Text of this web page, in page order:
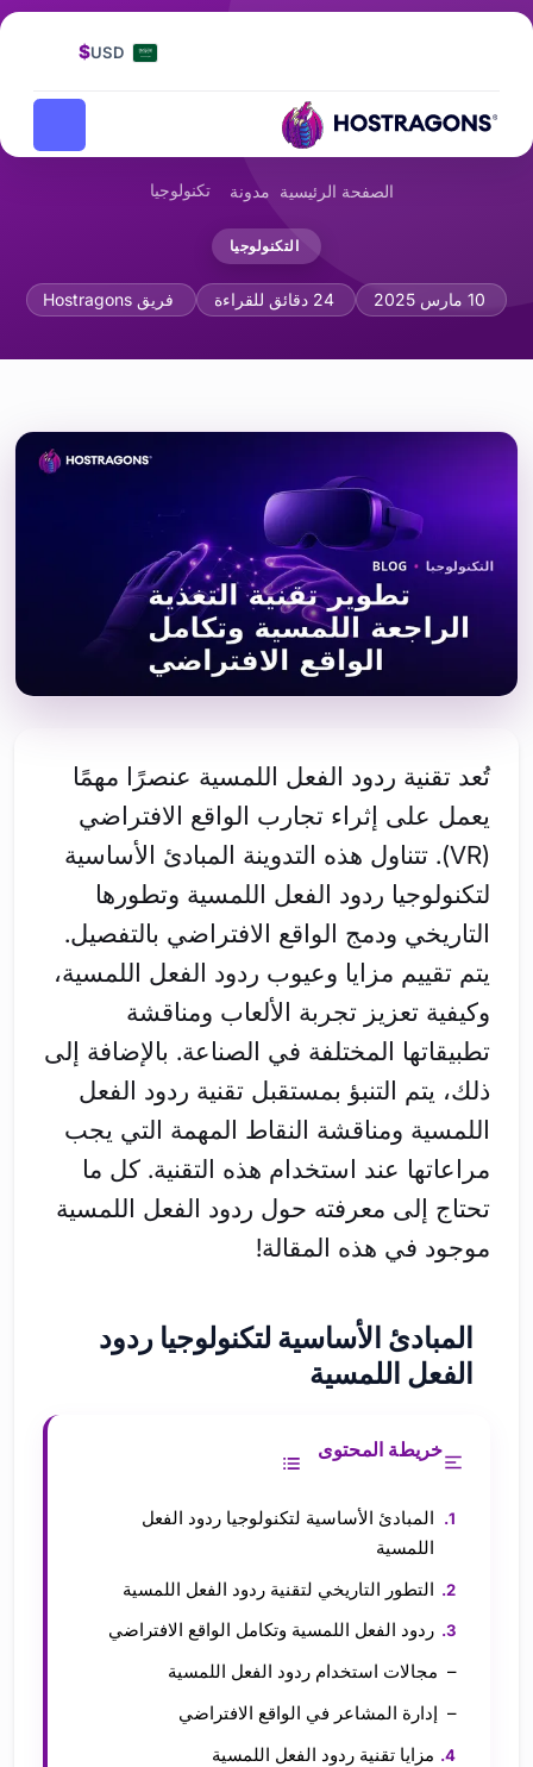
$USD
الصفحة الرئيسية مدونة تكنولوجيا
التكنولوجيا
تطوير تقنية التغذية الراجعة اللمسية وتكامل
10 مارس 2025 24 دقائق للقراءة فريق Hostragons
تُعد تقنية ردود الفعل اللمسية عنصرًا مهمًا
يعمل على إثراء تجارب الواقع الافتراضي
(VR). تتناول هذه التدوينة المبادئ الأساسية
لتكنولوجيا ردود الفعل اللمسية وتطورها
التاريخي ودمج الواقع الافتراضي بالتفصيل.
يتم تقييم مزايا وعيوب ردود الفعل اللمسية،
وكيفية تعزيز تجربة الألعاب ومناقشة
تطبيقاتها المختلفة في الصناعة. بالإضافة إلى
ذلك، يتم التنبؤ بمستقبل تقنية ردود الفعل
اللمسية ومناقشة النقاط المهمة التي يجب
مراعاتها عند استخدام هذه التقنية. كل ما
تحتاج إلى معرفته حول ردود الفعل اللمسية
موجود في هذه المقالة!
المبادئ الأساسية لتكنولوجيا ردود
الفعل اللمسية
خريطة المحتوى
المبادئ الأساسية لتكنولوجيا ردود الفعل
اللمسية
التطور التاريخي لتقنية ردود الفعل اللمسية
ردود الفعل اللمسية وتكامل الواقع الافتراضي
مجالات استخدام ردود الفعل اللمسية
إدارة المشاعر في الواقع الافتراضي
مزايا تقنية ردود الفعل اللمسية